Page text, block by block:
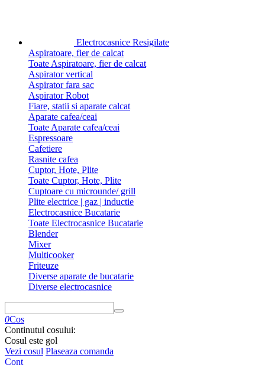
Electrocasnice Resigilate
Aspiratoare, fier de calcat
Toate Aspiratoare, fier de calcat
Aspirator vertical
Aspirator fara sac
Aspirator Robot
Fiare, statii si aparate calcat
Aparate cafea/ceai
Toate Aparate cafea/ceai
Espressoare
Cafetiere
Rasnite cafea
Cuptor, Hote, Plite
Toate Cuptor, Hote, Plite
Cuptoare cu microunde/ grill
Plite electrice | gaz | inductie
Electrocasnice Bucatarie
Toate Electrocasnice Bucatarie
Blender
Mixer
Multicooker
Friteuze
Diverse aparate de bucatarie
Diverse electrocasnice
0Cos
Continutul cosului:
Cosul este gol
Vezi cosul Plaseaza comanda
Cont